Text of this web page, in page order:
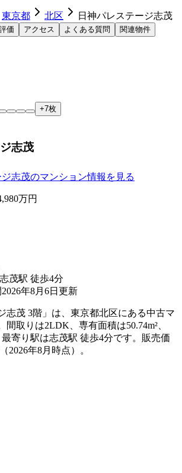
東京都 北区 日神パレステージ志茂
価 アクセス よくある質問 関連物件
+7枚
志茂
ジ志茂のマンション情報を見る
万円
志茂駅 徒歩4分
2026年8月6日 更新
志茂 3階」は、東京都北区にある中古マ
間取りは2LDK、専有面積は50.74m²、
最寄り駅は志茂駅 徒歩4分です。販売価
2026年8月時点）。